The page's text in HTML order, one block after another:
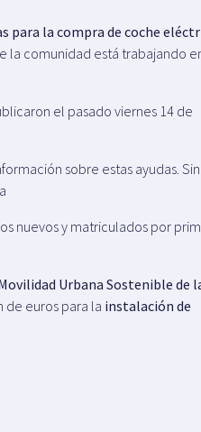
para la compra de coche
la comunidad está trabajando
el pasado viernes 14 de
sobre estas ayudas. Sin
nuevos y matriculados por
Urbana Sostenible de
de euros para la instalación de